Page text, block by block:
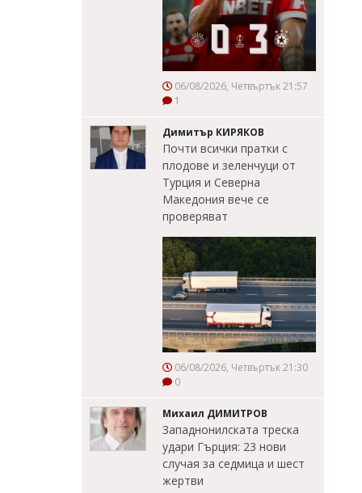
06/08/2026, Четвъртък 21:57
1
Димитър КИРЯКОВ
Почти всички пратки с
плодове и зеленчуци от
Турция и Северна
Македония вече се
проверяват
06/08/2026, Четвъртък 21:30
0
Михаил ДИМИТРОВ
Западнонилската треска
удари Гърция: 23 нови
случая за седмица и шест
жертви